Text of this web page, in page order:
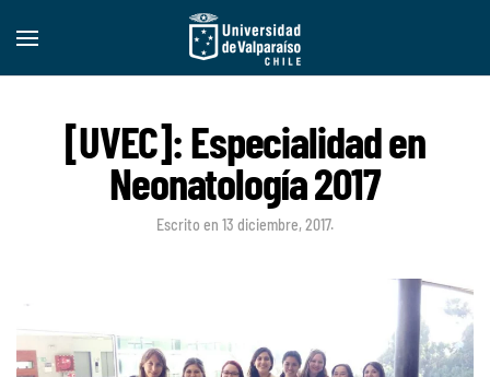
[UVEC]: Especialidad en
Neonatología 2017
Escrito en 13 diciembre, 2017.